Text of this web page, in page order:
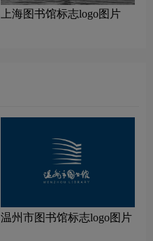
上海图书馆标志logo图片
温州市图书馆标志logo图片